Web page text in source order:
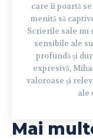
care îi poartă
menită să
Scrierile sale
sensibile ale
profundă și
expresivă,
valoroase și
ale
Mai